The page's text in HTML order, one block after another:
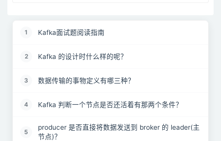
1 Kafka面试题阅读指南
2 Kafka 的设计时什么样的呢？
3 数据传输的事物定义有哪三种？
4 Kafka 判断一个节点是否还活着有那两个条件？
5
producer 是否直接将数据发送到 broker 的 leader(主
节点)？